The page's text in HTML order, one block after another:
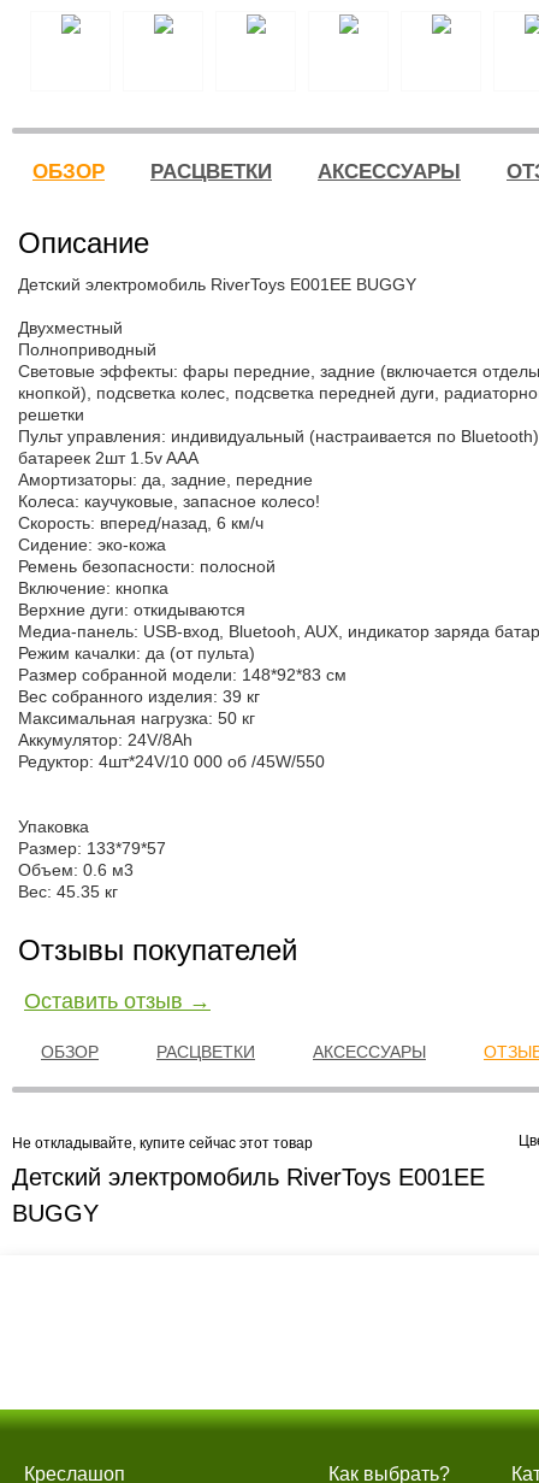
ОБЗОР РАСЦВЕТКИ АКСЕССУАРЫ
Описание
Детский электромобиль RiverToys E001EE BUGGY
Двухместный
Полноприводный
Световые эффекты: фары передние, задние (включается
кнопкой), подсветка колес, подсветка передней дуги,
решетки
Пульт управления: индивидуальный (настраивается по
батареек 2шт 1.5v AAА
Амортизаторы: да, задние, передние
Колеса: каучуковые, запасное колесо!
Скорость: вперед/назад, 6 км/ч
Сидение: эко-кожа
Ремень безопасности: полосной
Включение: кнопка
Верхние дуги: откидываются
Медиа-панель: USB-вход, Bluetooh, AUX, индикатор заряда
Режим качалки: да (от пульта)
Размер собранной модели: 148*92*83 см
Вес собранного изделия: 39 кг
Максимальная нагрузка: 50 кг
Аккумулятор: 24V/8Ah
Редуктор: 4шт*24V/10 000 об /45W/550
Упаковка
Размер: 133*79*57
Объем: 0.6 м3
Вес: 45.35 кг
Отзывы покупателей
Оставить отзыв →
ОБЗОР РАСЦВЕТКИ АКСЕССУАРЫ
Не откладывайте, купите сейчас этот товар
Детский электромобиль RiverToys E001EE
BUGGY
Креслашоп Как выбрать?